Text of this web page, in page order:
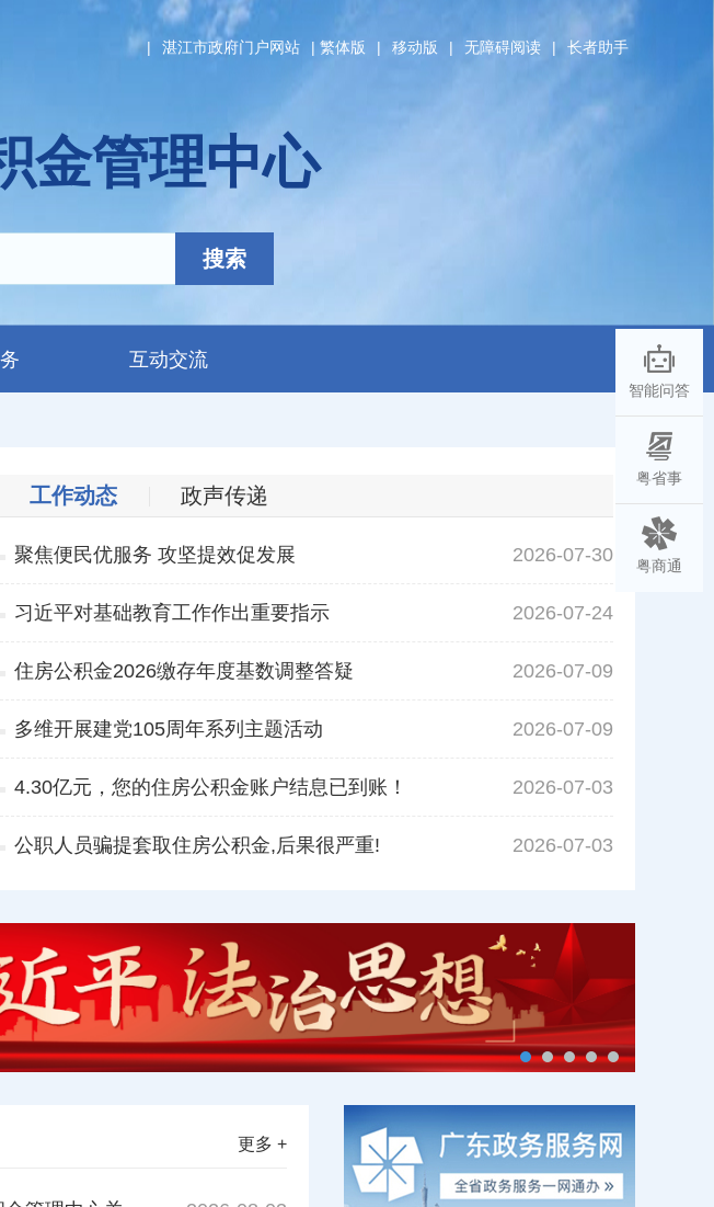
| 湛江市政府门户网站 | 繁体版 | 移动版 | 无障碍阅读 | 长者助手
金管理中心
搜索
互动交流
维开展建党105周年系列主题活动 赴春日之约
工作动态 政声传递
聚焦便民优服务 攻坚提效促发展 2026-07-30
习近平对基础教育工作作出重要指示 2026-07-24
住房公积金2026缴存年度基数调整答疑 2026-07-09
多维开展建党105周年系列主题活动 2026-07-09
4.30亿元，您的住房公积金账户结息已到账！ 2026-07-03
公职人员骗提套取住房公积金,后果很严重! 2026-07-03
更多 +
智能问答
粤省事
粤商通